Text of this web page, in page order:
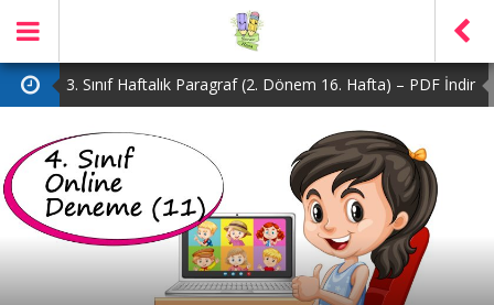
3. Sınıf Haftalık Paragraf (2. Dönem 16. Hafta) – PDF İndir
2. Sınıf Haftalık Paragraf (2. Dönem 16. Hafta) – PDF İndir
1. Sınıf Haftalık Paragraf (2. Dönem 16. Hafta) – PDF İndir
3. Sınıf Haftalık Paragraf (2. Dönem 15. Hafta) – PDF İndir
4. Sınıf Haftalık Paragraf (2. Dönem 16. Hafta) – PDF İndir